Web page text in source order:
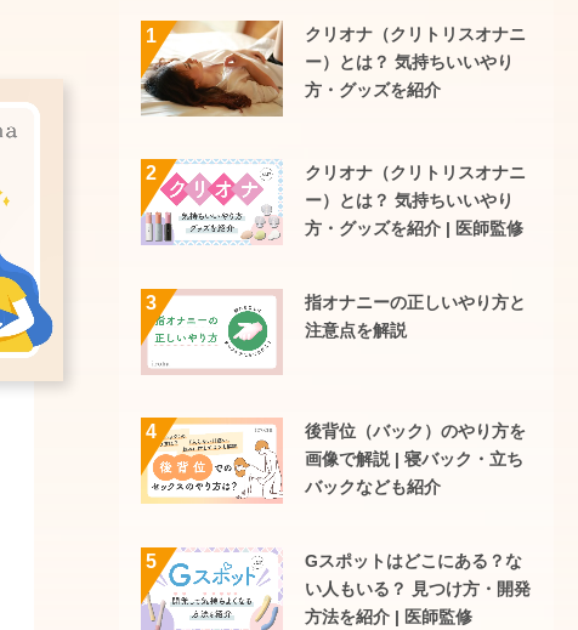
1
クリオナ（クリトリスオナニ
ー）とは？ 気持ちいいやり
方・グッズを紹介
2
クリオナ（クリトリスオナニ
ー）とは？ 気持ちいいやり
方・グッズを紹介 | 医師監修
3
指オナニーの正しいやり方と
注意点を解説
4
後背位（バック）のやり方を
画像で解説 | 寝バック・立ち
バックなども紹介
5
Gスポットはどこにある？な
い人もいる？ 見つけ方・開発
方法を紹介 | 医師監修